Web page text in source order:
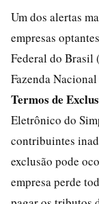
Um dos alertas
empresas
Federal do Brasil
Fazenda
Termos de
Eletrônico do
contribuintes
exclusão pode
empresa perde